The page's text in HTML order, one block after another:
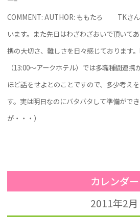
COMMENT: AUTHOR: ももたろ TKさ
います。また先日はわざわざおいで頂いて
携の大切さ、難しさを日々感じております
（13:00～アークホテル）では多職種間連
ほど話をせよとのことですので、多少考え
す。実は明日なのにバタバタして準備がで
が・・・）
カレンダー
2011年2月